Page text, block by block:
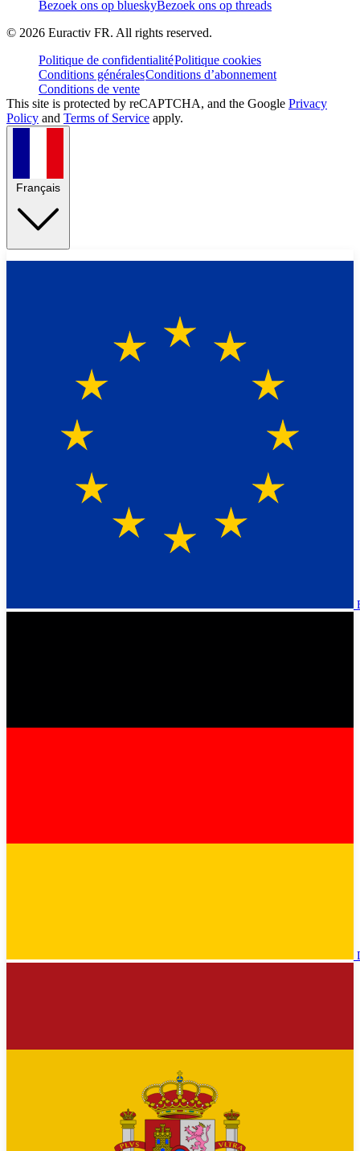
Bezoek ons op blueskyBezoek ons op threads
© 2026 Euractiv FR. All rights reserved.
Politique de confidentialitéPolitique cookies
Conditions généralesConditions d’abonnement
Conditions de vente
This site is protected by reCAPTCHA, and the Google Privacy
Policy and Terms of Service apply.
Français